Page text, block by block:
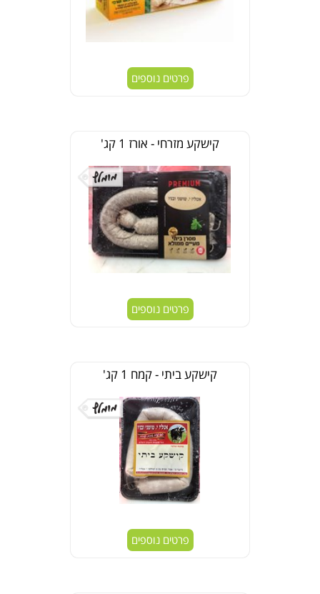
פרטים נוספים
קישקע מזרחי - אורז 1 קג'
פרטים נוספים
קישקע ביתי - קמח 1 קג'
פרטים נוספים